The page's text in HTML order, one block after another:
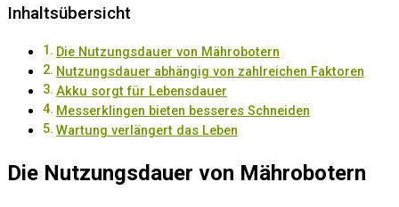
Inhaltsübersicht
Die Nutzungsdauer von Mährobotern
Nutzungsdauer abhängig von zahlreichen Faktoren
Akku sorgt für Lebensdauer
Messerklingen bieten besseres Schneiden
Wartung verlängert das Leben
Die Nutzungsdauer von Mährobotern